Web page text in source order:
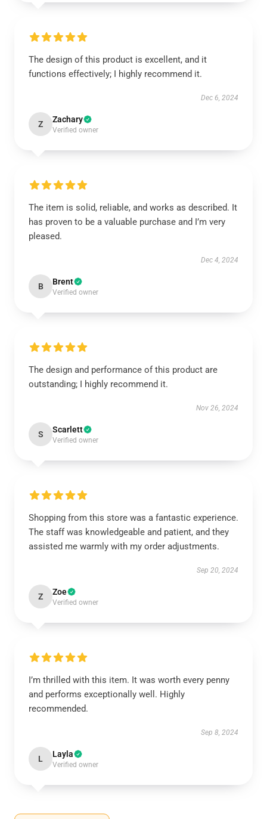
The design of this product is excellent, and it
functions effectively; I highly recommend it.
Dec 6, 2024
Z Zachary
Verified owner
The item is solid, reliable, and works as described. It
has proven to be a valuable purchase and I’m very
pleased.
Dec 4, 2024
B Brent
Verified owner
The design and performance of this product are
outstanding; I highly recommend it.
Nov 26, 2024
S Scarlett
Verified owner
Shopping from this store was a fantastic experience.
The staff was knowledgeable and patient, and they
assisted me warmly with my order adjustments.
Sep 20, 2024
Z Zoe
Verified owner
I’m thrilled with this item. It was worth every penny
and performs exceptionally well. Highly
recommended.
Sep 8, 2024
L Layla
Verified owner